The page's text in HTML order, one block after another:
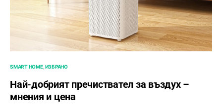
SMART HOME ИЗБРАНО
Най-добрият пречиствател за въздух –
мнения и цена